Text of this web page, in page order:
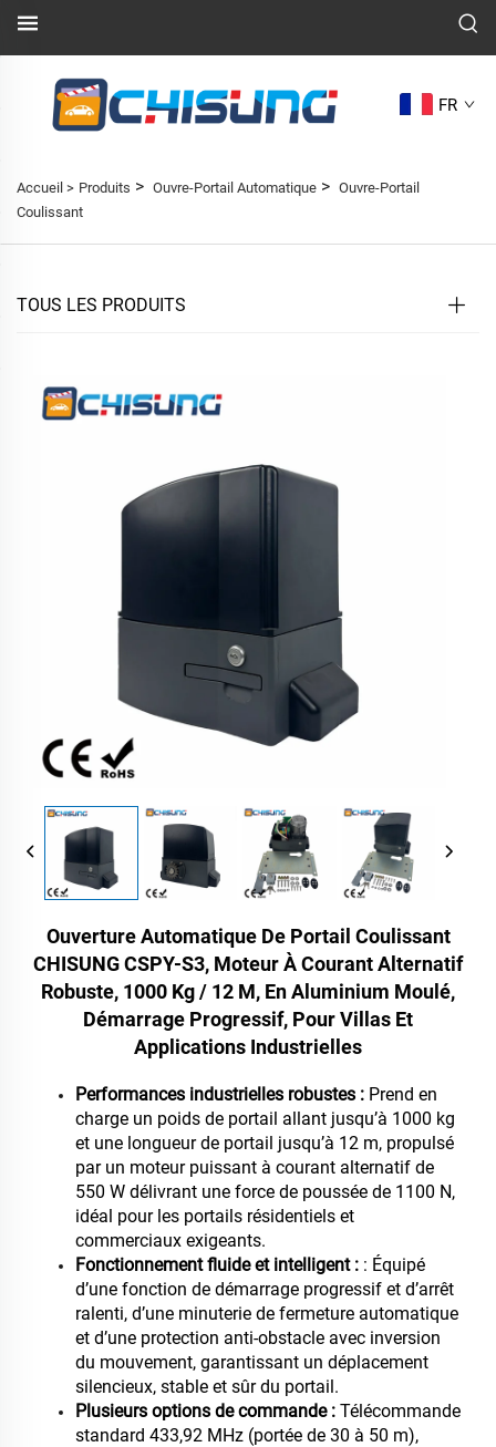
FR
Accueil > Produits > Ouvre-Portail Automatique > Ouvre-Portail
Coulissant
TOUS LES PRODUITS
Ouverture Automatique De Portail Coulissant
CHISUNG CSPY-S3, Moteur À Courant Alternatif
Robuste, 1000 Kg / 12 M, En Aluminium Moulé,
Démarrage Progressif, Pour Villas Et
Applications Industrielles
Performances industrielles robustes : Prend en
charge un poids de portail allant jusqu’à 1000 kg
et une longueur de portail jusqu’à 12 m, propulsé
par un moteur puissant à courant alternatif de
550 W délivrant une force de poussée de 1100 N,
idéal pour les portails résidentiels et
commerciaux exigeants.
Fonctionnement fluide et intelligent : : Équipé
d’une fonction de démarrage progressif et d’arrêt
ralenti, d’une minuterie de fermeture automatique
et d’une protection anti-obstacle avec inversion
du mouvement, garantissant un déplacement
silencieux, stable et sûr du portail.
Plusieurs options de commande : Télécommande
standard 433,92 MHz (portée de 30 à 50 m),